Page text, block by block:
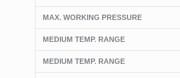
MAX. WORKING PRESSURE
MEDIUM TEMP. RANGE
MEDIUM TEMP. RANGE